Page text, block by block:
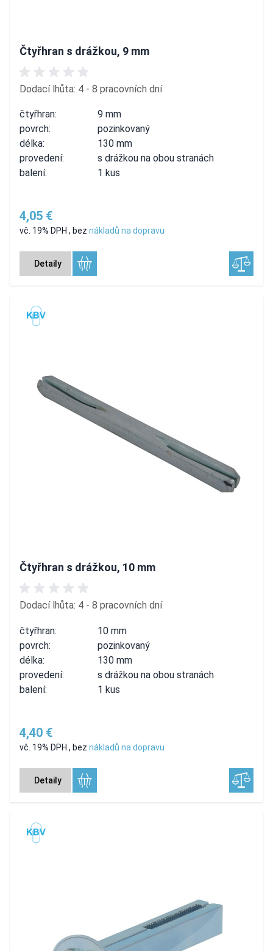
Čtyřhran s drážkou, 9 mm
Dodací lhůta: 4 - 8 pracovních dní
čtyřhran:
9 mm
povrch:
pozinkovaný
délka:
130 mm
provedení:
s drážkou na obou stranách
balení:
1 kus
4,05 €
vč. 19% DPH , bez nákladů na dopravu
Detaily
Čtyřhran s drážkou, 10 mm
Dodací lhůta: 4 - 8 pracovních dní
čtyřhran:
10 mm
povrch:
pozinkovaný
délka:
130 mm
provedení:
s drážkou na obou stranách
balení:
1 kus
4,40 €
vč. 19% DPH , bez nákladů na dopravu
Detaily